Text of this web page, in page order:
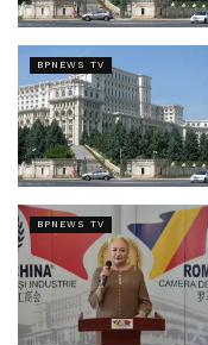
iar telespectatorii care
invitații o pot face
0726989877”.
Tags: Titi Sultan
BPNEWS TV
BPNEWS TV